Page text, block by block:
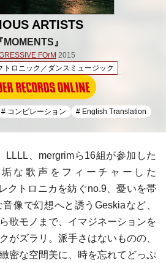
ARTISTS
MOMENTS』
FOrM 2015
トロニック／ダンスミュージック
# コンピレーション # English Translation
LLLL mergrimら16組が参加した
な歌声をフィーチャーした
クトロニカを紡ぐno.9、憂いを帯
像で幻想へと誘うGeskiaなど、
歌モノまで、イマジネーションを
がズラリ。派手さはないものの、
密な空間美に、時を忘れてどっぷ